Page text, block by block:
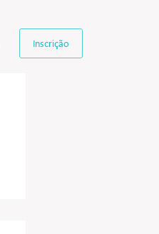
Inscrição